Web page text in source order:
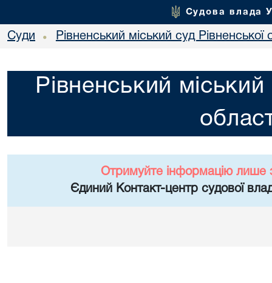
Судова влада
Суди • Рівненський міський суд Рівненської
Рівненський міський
Отримуйте інформацію лише
Єдиний Контакт-центр судової